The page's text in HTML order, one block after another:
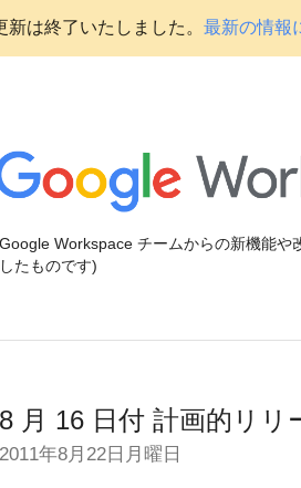
新は終了いたしました。 最新の情報
Google Workspace チームからの新機能や
したものです)
8 月 16 日付 計画的リリ
2011年8月22日月曜日